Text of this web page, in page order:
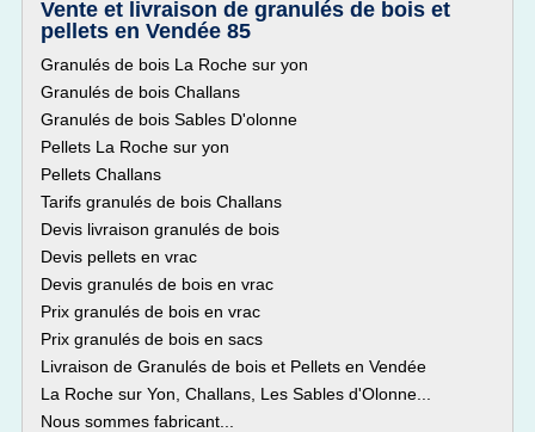
Vente et livraison de granulés de bois et
pellets en Vendée 85
Granulés de bois La Roche sur yon
Granulés de bois Challans
Granulés de bois Sables D'olonne
Pellets La Roche sur yon
Pellets Challans
Tarifs granulés de bois Challans
Devis livraison granulés de bois
Devis pellets en vrac
Devis granulés de bois en vrac
Prix granulés de bois en vrac
Prix granulés de bois en sacs
Livraison de Granulés de bois et Pellets en Vendée
La Roche sur Yon, Challans, Les Sables d'Olonne...
Nous sommes fabricant...